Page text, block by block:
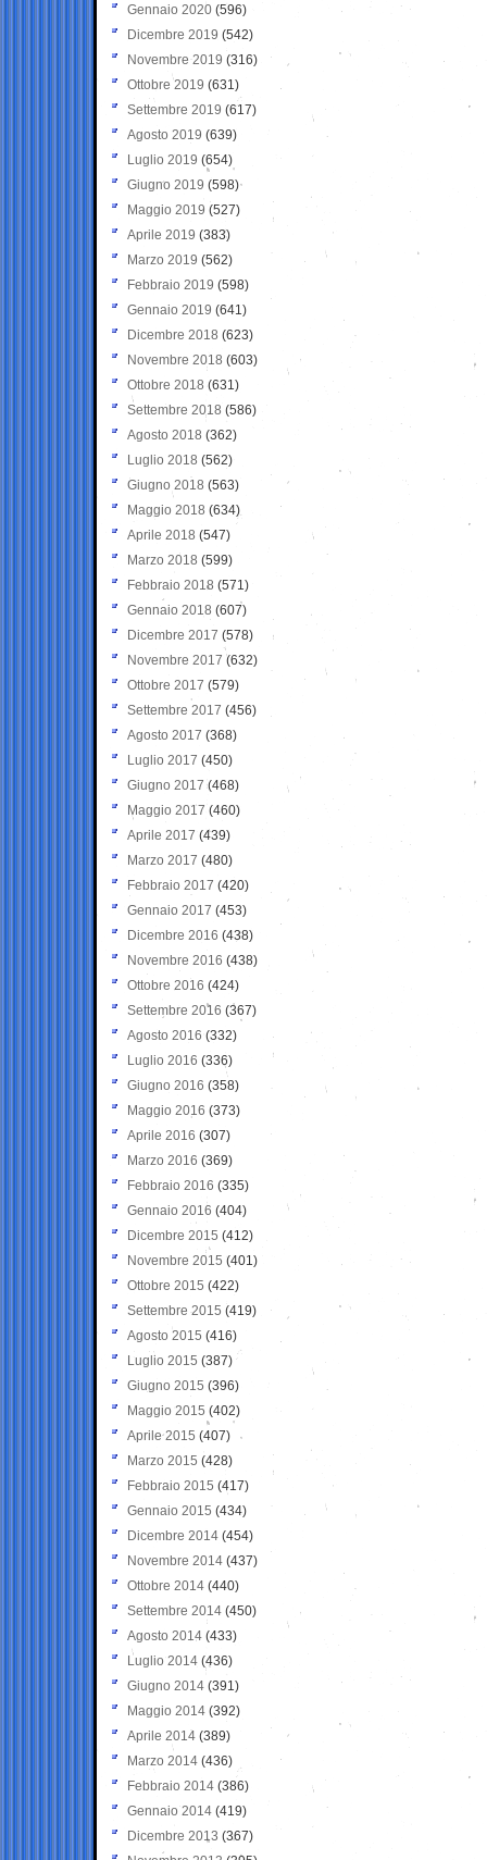
Gennaio 2020 (596)
Dicembre 2019 (542)
Novembre 2019 (316)
Ottobre 2019 (631)
Settembre 2019 (617)
Agosto 2019 (639)
Luglio 2019 (654)
Giugno 2019 (598)
Maggio 2019 (527)
Aprile 2019 (383)
Marzo 2019 (562)
Febbraio 2019 (598)
Gennaio 2019 (641)
Dicembre 2018 (623)
Novembre 2018 (603)
Ottobre 2018 (631)
Settembre 2018 (586)
Agosto 2018 (362)
Luglio 2018 (562)
Giugno 2018 (563)
Maggio 2018 (634)
Aprile 2018 (547)
Marzo 2018 (599)
Febbraio 2018 (571)
Gennaio 2018 (607)
Dicembre 2017 (578)
Novembre 2017 (632)
Ottobre 2017 (579)
Settembre 2017 (456)
Agosto 2017 (368)
Luglio 2017 (450)
Giugno 2017 (468)
Maggio 2017 (460)
Aprile 2017 (439)
Marzo 2017 (480)
Febbraio 2017 (420)
Gennaio 2017 (453)
Dicembre 2016 (438)
Novembre 2016 (438)
Ottobre 2016 (424)
Settembre 2016 (367)
Agosto 2016 (332)
Luglio 2016 (336)
Giugno 2016 (358)
Maggio 2016 (373)
Aprile 2016 (307)
Marzo 2016 (369)
Febbraio 2016 (335)
Gennaio 2016 (404)
Dicembre 2015 (412)
Novembre 2015 (401)
Ottobre 2015 (422)
Settembre 2015 (419)
Agosto 2015 (416)
Luglio 2015 (387)
Giugno 2015 (396)
Maggio 2015 (402)
Aprile 2015 (407)
Marzo 2015 (428)
Febbraio 2015 (417)
Gennaio 2015 (434)
Dicembre 2014 (454)
Novembre 2014 (437)
Ottobre 2014 (440)
Settembre 2014 (450)
Agosto 2014 (433)
Luglio 2014 (436)
Giugno 2014 (391)
Maggio 2014 (392)
Aprile 2014 (389)
Marzo 2014 (436)
Febbraio 2014 (386)
Gennaio 2014 (419)
Dicembre 2013 (367)